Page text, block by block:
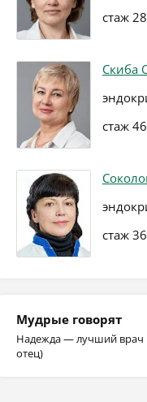
стаж
Скиба
стаж
стаж
Мудрые говорят
Надежда — лучший врач
отец)